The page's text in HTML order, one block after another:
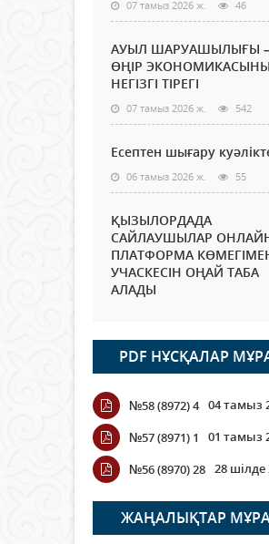
07 тамыз 2026 ж. 46
АУЫЛ ШАРУАШЫЛЫҒЫ
ӨҢІР
НЕГІЗГІ ТІРЕГІ
07 тамыз 2026 ж. 542
Есептен шығару
06 тамыз 2026 ж. 55
ҚЫЗЫЛОРДАДА
САЙЛАУШЫЛАР
ПЛАТФОРМА
УЧАСКЕСІН ОҢАЙ ТАБА
АЛАДЫ
Open Air: Қызылорда
облысы полиция
департаменті 20 мыңнан
астам көрерменнің
қауіпсіздігін қамтамасыз
ҚАЛАЙ ӨТЕДІ?
06 тамыз 2026 ж. 251
PDF НҰСҚАЛАР
№58 (8972) 4 04 тамыз
№57 (8971) 1
01 тамыз
№56 (8970) 28 28 шілде
ЖАҢАЛЫҚТАР